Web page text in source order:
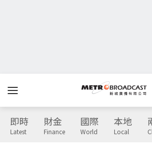
即時
Latest
財金
Finance
國際
World
本地
Local